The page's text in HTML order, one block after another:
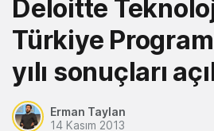
Deloitte
Türkiye
yılı sonuçları
Erman Taylan
14 Kasım 2013